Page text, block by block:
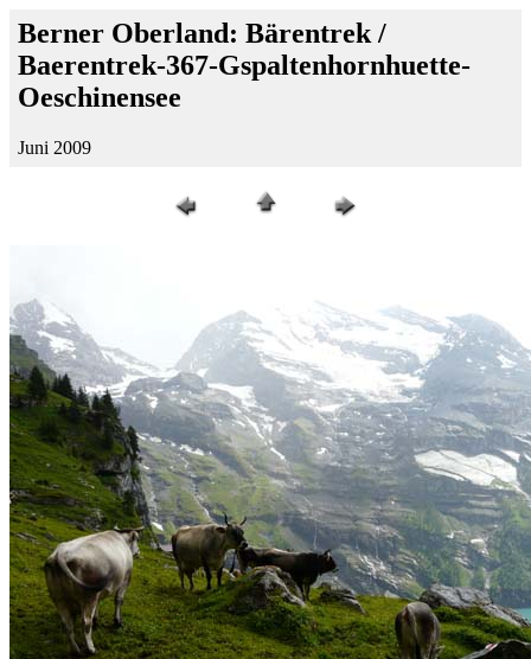
Berner Oberland: Bärentrek /
Baerentrek-367-Gspaltenhornhuette-
Oeschinensee
Juni 2009